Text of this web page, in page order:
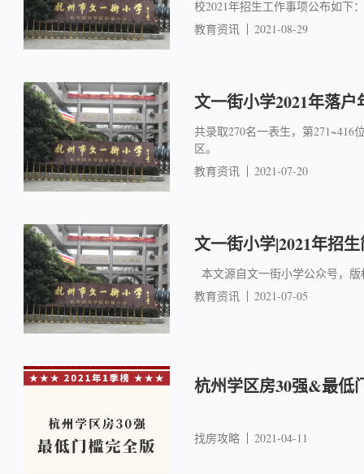
校2021年招生工作事项公布如下
教育资讯
2021-08-29
文一街小学2021年落户
共录取270名一表生，第
区。
教育资讯
2021-07-20
文一街小学|2021年招
本文源自文一街小学公众号，
教育资讯
2021-07-05
杭州学区房30强&最低
找房攻略 2021-04-11